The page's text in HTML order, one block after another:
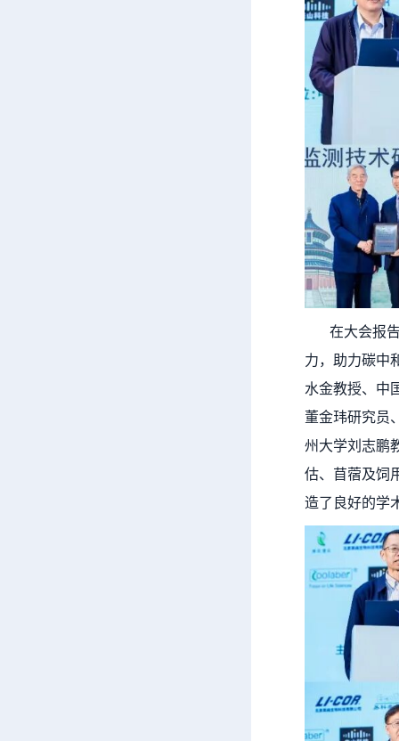
在大会报告
力，助力碳中
水金教授、中
董金玮研究员
州大学刘志鹏
估、苜蓿及饲
造了良好的学